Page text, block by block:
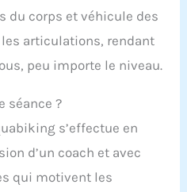
du corps et véhicule des
articulations, rendant
peu importe le niveau.
séance ?
s’effectue en
d’un coach et avec
qui motivent les